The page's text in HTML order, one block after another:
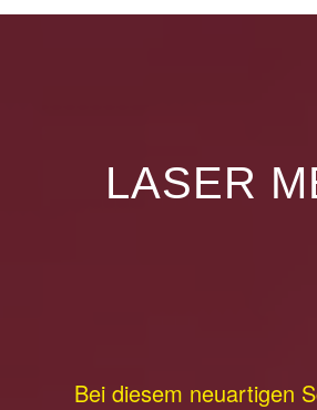
LASER
Bei diesem neuartigen